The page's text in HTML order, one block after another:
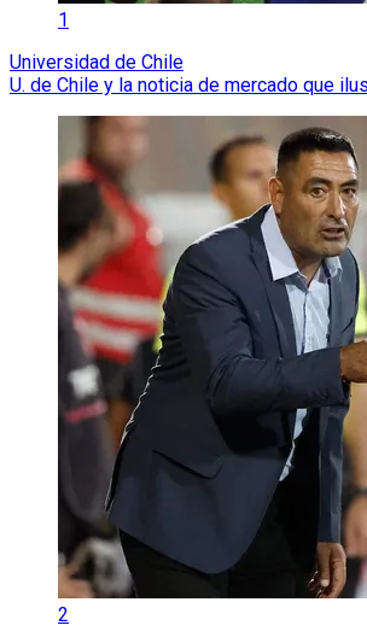
1
Universidad de Chile
U. de Chile y la noticia de mercado que
2